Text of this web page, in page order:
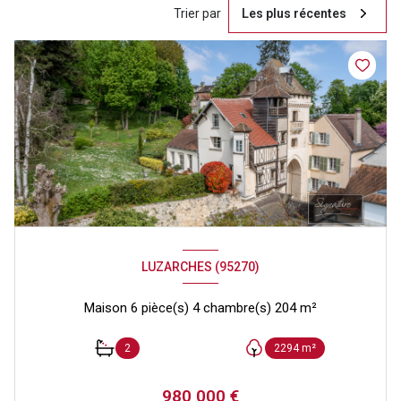
Trier par Les plus récentes
LUZARCHES (95270)
Maison 6 pièce(s) 4 chambre(s) 204 m²
2 2294 m²
980 000 €